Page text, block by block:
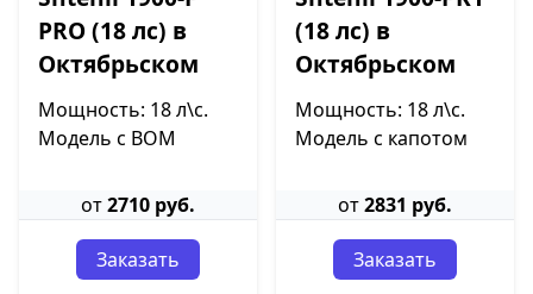
PRO (18 лс) в
Октябрьском
Мощность: 18 л\с.
Модель с ВОМ
от2710 руб.
Заказать
(18 лс) в
Октябрьском
Мощность: 18 л\с.
Модель с капотом
от2831 руб.
Заказать